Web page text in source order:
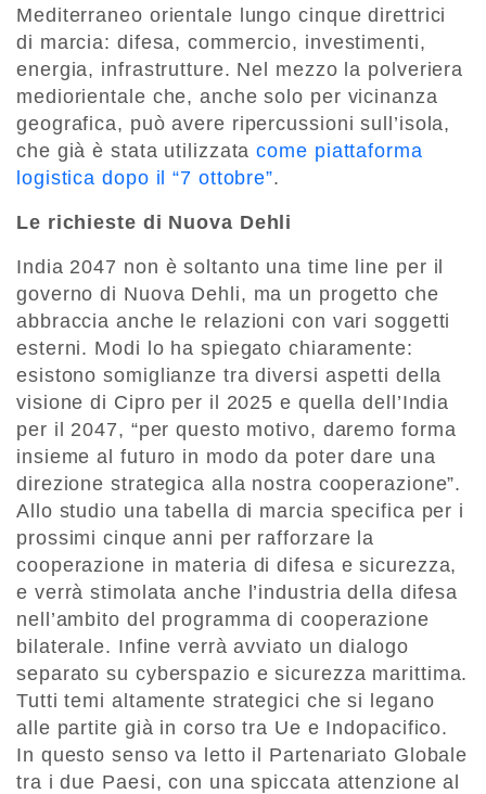
Mediterraneo orientale lungo cinque direttrici
di marcia: difesa, commercio, investimenti,
energia, infrastrutture. Nel mezzo la polveriera
mediorientale che, anche solo per vicinanza
geografica, può avere ripercussioni sull’isola,
che già è stata utilizzatacome piattaforma
logistica dopo il “7 ottobre”.
Le richieste di Nuova Dehli
India 2047 non è soltanto una time line per il
governo di Nuova Dehli, ma un progetto che
abbraccia anche le relazioni con vari soggetti
esterni. Modi lo ha spiegato chiaramente:
esistono somiglianze tra diversi aspetti della
visione di Cipro per il 2025 e quella dell’India
per il 2047, “per questo motivo, daremo forma
insieme al futuro in modo da poter dare una
direzione strategica alla nostra cooperazione”.
Allo studio una tabella di marcia specifica per i
prossimi cinque anni per rafforzare la
cooperazione in materia di difesa e sicurezza,
e verrà stimolata anche l’industria della difesa
nell’ambito del programma di cooperazione
bilaterale. Infine verrà avviato un dialogo
separato su cyberspazio e sicurezza marittima.
Tutti temi altamente strategici che si legano
alle partite già in corso tra Ue e Indopacifico.
In questo senso va letto il Partenariato Globale
tra i due Paesi, con una spiccata attenzione al